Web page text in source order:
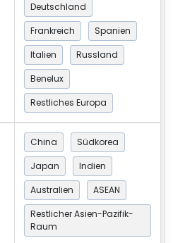
Deutschland
Frankreich
Spanien
Italien
Russland
Benelux
Restliches Europa
China
Südkorea
Japan
Indien
Australien
ASEAN
Restlicher Asien-Pazifik-
Raum